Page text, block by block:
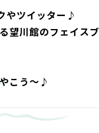
やツイッター♪
望川館のフェイス
こう～♪